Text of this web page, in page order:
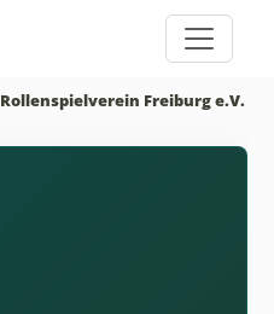
Rollenspielverein Freiburg e.V.